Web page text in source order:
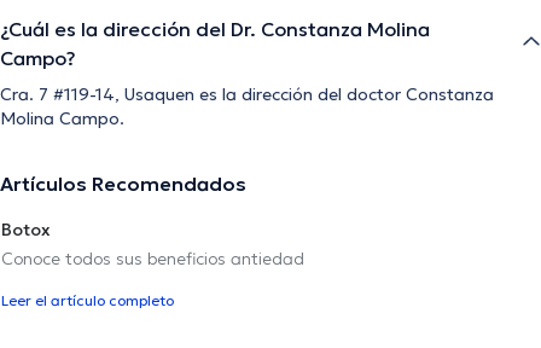
¿Cuál es la dirección del Dr. Constanza Molina
Campo?
Cra. 7 #119-14, Usaquen es la dirección del doctor Constanza
Molina Campo.
Artículos Recomendados
Botox
Conoce todos sus beneficios antiedad
Leer el artículo completo